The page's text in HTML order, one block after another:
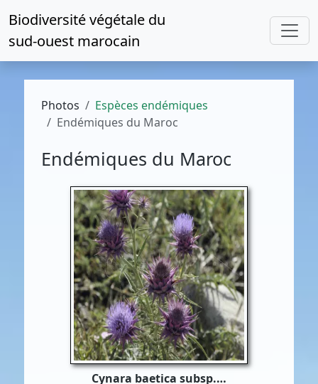
Biodiversité végétale du
sud-ouest marocain
Photos
Espèces endémiques
Endémiques du Maroc
Endémiques du Maroc
Cynara baetica subsp.…